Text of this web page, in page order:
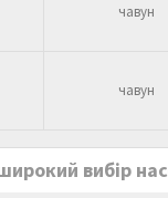
чавун
чавун
вибір